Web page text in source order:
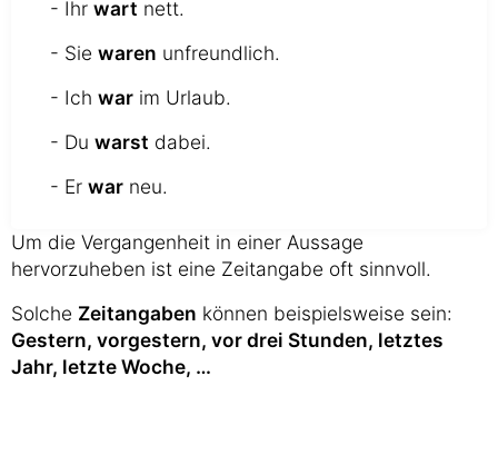
- Ihr wart nett.
- Sie waren unfreundlich.
- Ich war im Urlaub.
- Du warst dabei.
- Er war neu.
Um die Vergangenheit in einer Aussage
hervorzuheben ist eine Zeitangabe oft sinnvoll.
Solche Zeitangaben können beispielsweise sein:
Gestern, vorgestern, vor drei Stunden, letztes
Jahr, letzte Woche, …